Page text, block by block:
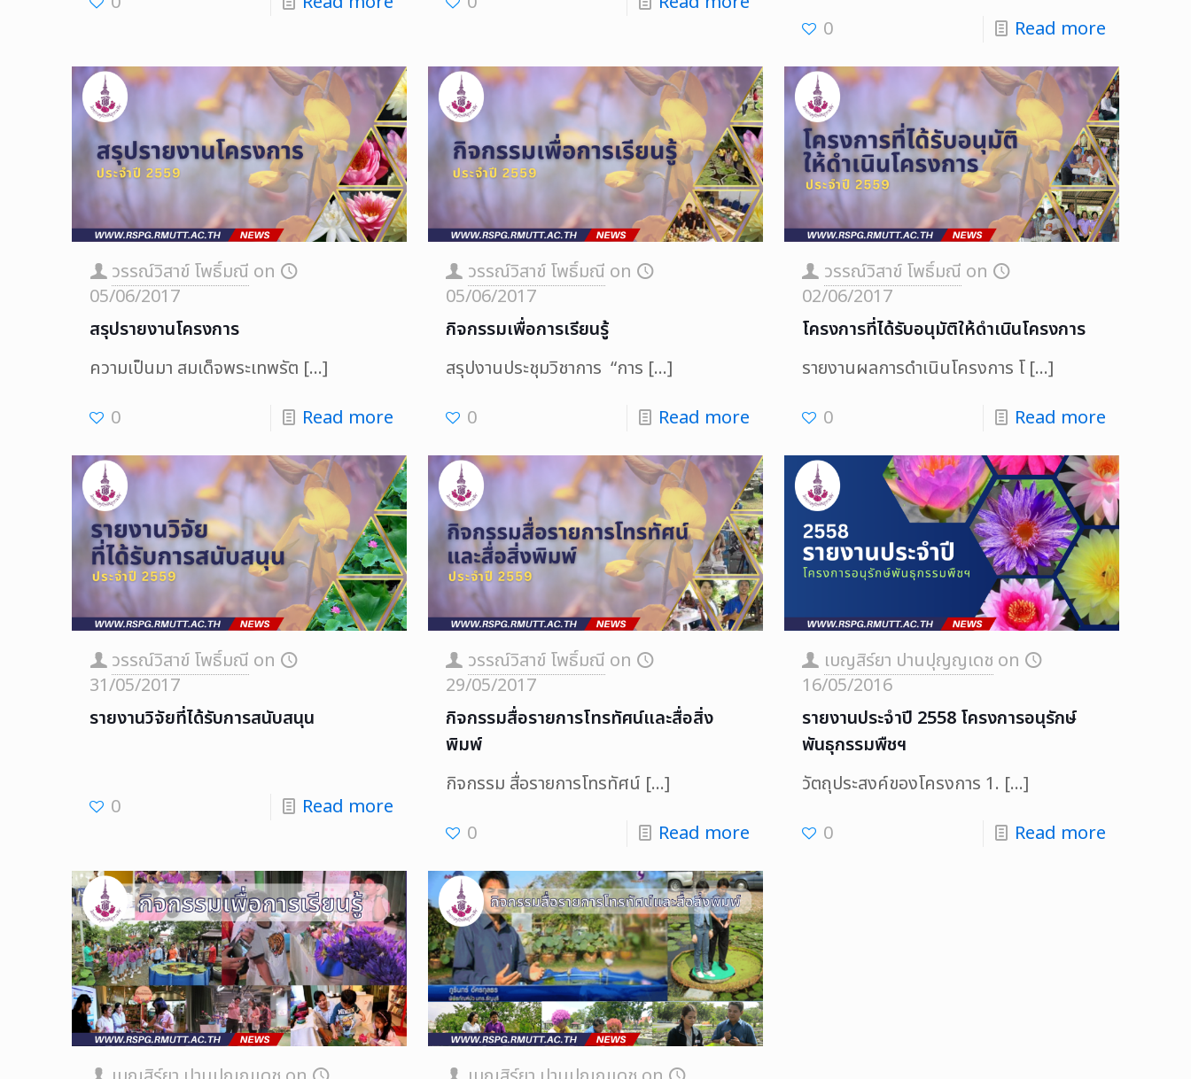
0
Read more
วรรณ์วิสาข์ โพธิ์มณี on
05/06/2017
สรุปรายงานโครงการ
ความเป็นมา สมเด็จพระเทพรัต […]
0
Read more
วรรณ์วิสาข์ โพธิ์มณี on
05/06/2017
กิจกรรมเพื่อการเรียนรู้
สรุปงานประชุมวิชาการ “การ […]
0
Read more
วรรณ์วิสาข์ โพธิ์มณี on
02/06/2017
โครงการที่ได้รับอนุมัติให้ดำเนินโครงการ
รายงานผลการดำเนินโครงการ โ[…]
0
Read more
วรรณ์วิสาข์ โพธิ์มณี on
31/05/2017
รายงานวิจัยที่ได้รับการสนับสนุน
0 Read more
วรรณ์วิสาข์ โพธิ์มณี on
29/05/2017
กิจกรรมสื่อรายการโทรทัศน์และสื่อสิ่ง
พิมพ์
กิจกรรม สื่อรายการโทรทัศน์ […]
0
Read more
เบญสิร์ยา ปานปุญญเดช on
16/05/2016
รายงานประจำปี 2558 โครงการอนุรักษ์
พันธุกรรมพืชฯ
วัตถุประสงค์ของโครงการ 1. […]
0
Read more